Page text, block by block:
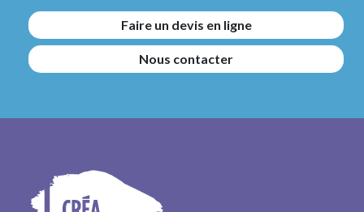
Faire un devis en ligne
Nous contacter